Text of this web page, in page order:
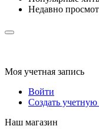
Недавно
Моя учетная запись
Войти
Создать учетную
Наш магазин